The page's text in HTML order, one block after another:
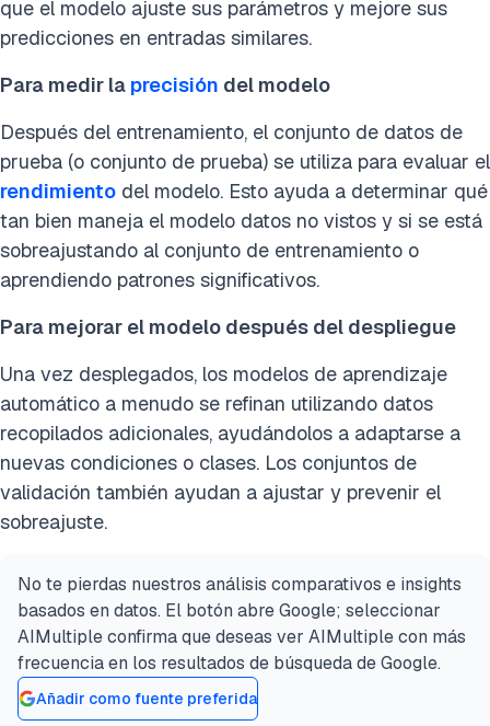
que el modelo ajuste sus parámetros y mejore sus
predicciones en entradas similares.
Para medir la precisión del modelo
Después del entrenamiento, el conjunto de datos de
prueba (o conjunto de prueba) se utiliza para evaluar el
rendimiento del modelo. Esto ayuda a determinar qué
tan bien maneja el modelo datos no vistos y si se está
sobreajustando al conjunto de entrenamiento o
aprendiendo patrones significativos.
Para mejorar el modelo después del despliegue
Una vez desplegados, los modelos de aprendizaje
automático a menudo se refinan utilizando datos
recopilados adicionales, ayudándolos a adaptarse a
nuevas condiciones o clases. Los conjuntos de
validación también ayudan a ajustar y prevenir el
sobreajuste.
No te pierdas nuestros análisis comparativos e insights
basados en datos. El botón abre Google; seleccionar
AIMultiple confirma que deseas ver AIMultiple con más
frecuencia en los resultados de búsqueda de Google.
Añadir como fuente preferida